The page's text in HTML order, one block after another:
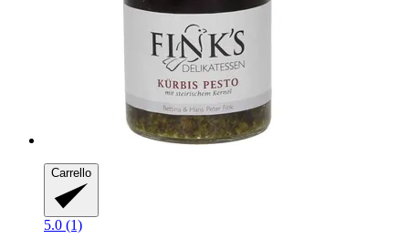
Carrello
5.0 (1)